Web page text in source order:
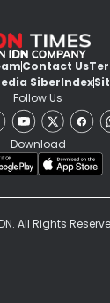
Contact Us
SiberIndex
Follow Us
Download
All Rights